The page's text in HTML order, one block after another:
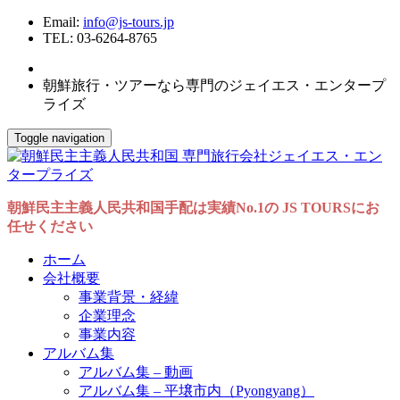
Email: info@js-tours.jp
TEL: 03-6264-8765
朝鮮旅行・ツアーなら専門のジェイエス・エンタープ
ライズ
Toggle navigation
朝鮮民主主義人民共和国手配は実績No.1の JS TOURSにお
任せください
ホーム
会社概要
事業背景・経緯
企業理念
事業内容
アルバム集
アルバム集 – 動画
アルバム集 – 平壌市内（Pyongyang）